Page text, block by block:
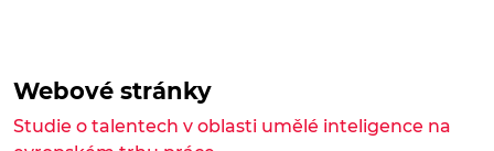
Webové stránky
Studie o talentech v oblasti umělé inteligence na